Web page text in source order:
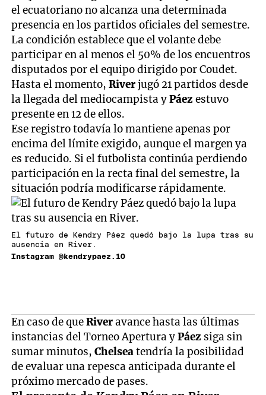
el ecuatoriano no alcanza una determinada
presencia en los partidos oficiales del semestre.
La condición establece que el volante debe
participar en al menos el 50% de los encuentros
disputados por el equipo dirigido por Coudet.
Hasta el momento,Riverjugó 21 partidos desde
la llegada del mediocampista yPáezestuvo
presente en 12 de ellos.
Ese registro todavía lo mantiene apenas por
encima del límite exigido, aunque el margen ya
es reducido. Si el futbolista continúa perdiendo
participación en la recta final del semestre, la
situación podría modificarse rápidamente.
El futuro de Kendry Páez quedó bajo la lupa tras su
ausencia en River.
Instagram @kendrypaez.10
En caso de queRiveravance hasta las últimas
instancias del Torneo Apertura yPáez siga sin
sumar minutos,Chelseatendría la posibilidad
de evaluar una repesca anticipada durante el
próximo mercado de pases.